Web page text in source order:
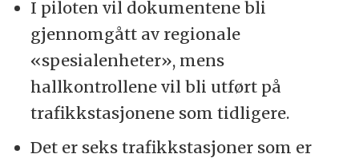
I piloten vil dokumentene bli
gjennomgått av regionale
«spesialenheter», mens
hallkontrollene vil bli utført på
trafikkstasjonene som tidligere.
Det er seks trafikkstasjoner som er